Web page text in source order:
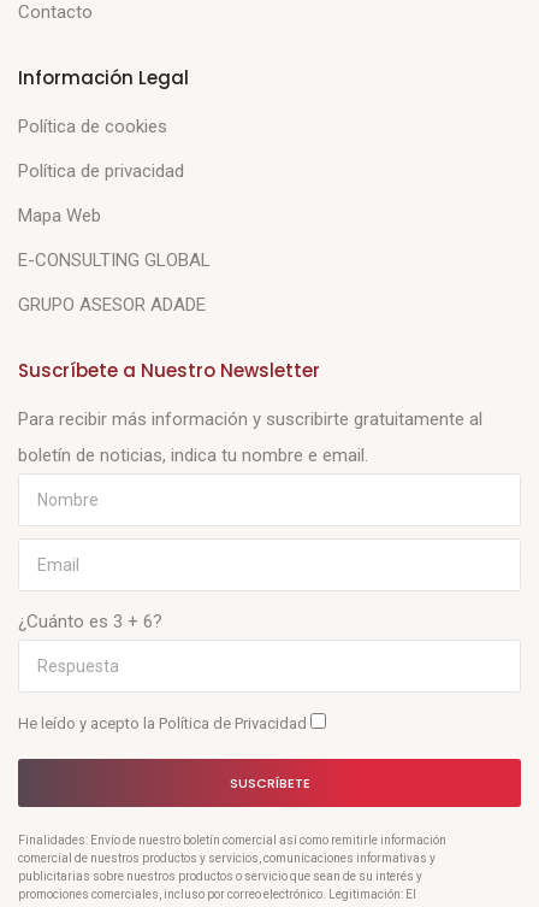
Contacto
Información Legal
Política de cookies
Política de privacidad
Mapa Web
E-CONSULTING GLOBAL
GRUPO ASESOR ADADE
Suscríbete a Nuestro Newsletter
Para recibir más información y suscribirte gratuitamente al
boletín de noticias, indica tu nombre e email.
¿Cuánto es 3 + 6?
He leído y acepto la Política de Privacidad
SUSCRÍBETE
Finalidades: Envío de nuestro boletín comercial así como remitirle información
comercial de nuestros productos y servicios, comunicaciones informativas y
publicitarias sobre nuestros productos o servicio que sean de su interés y
promociones comerciales, incluso por correo electrónico. Legitimación: El